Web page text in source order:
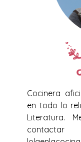
Cocinera
en todo lo
Literatura.
contactar